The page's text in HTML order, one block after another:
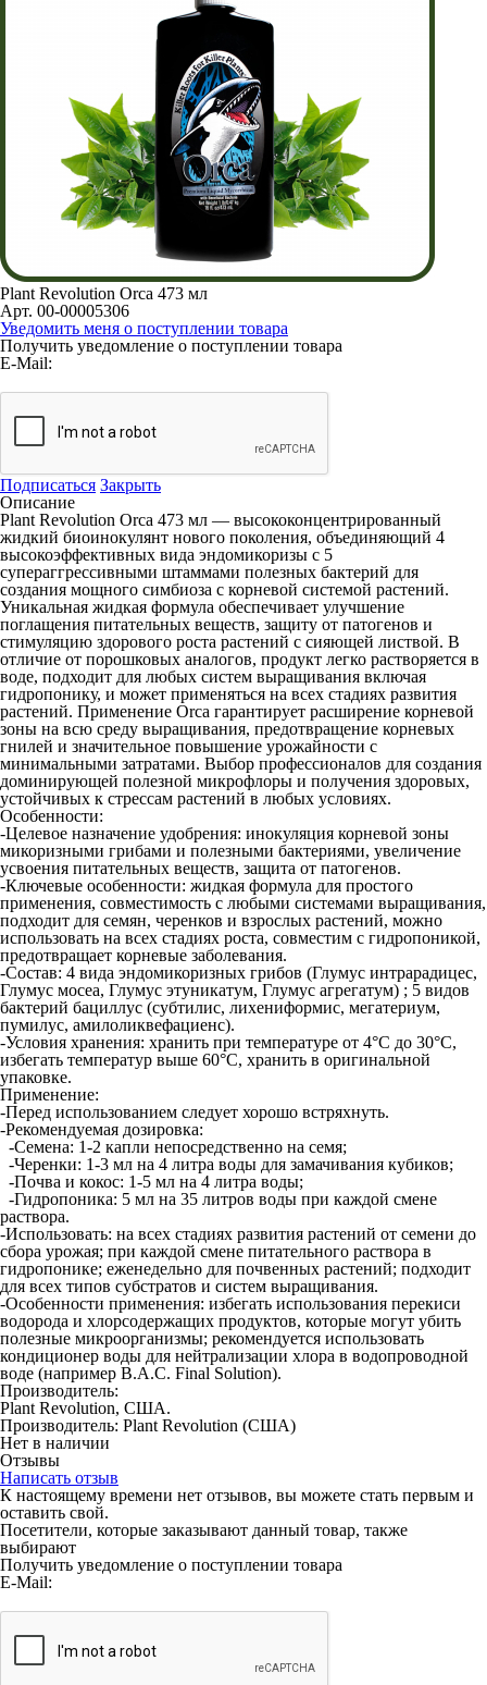
Plant Revolution Orca 473 мл
Арт. 00-00005306
Уведомить меня о поступлении товара
Получить уведомление о поступлении товара
E-Mail:
Подписаться Закрыть
Описание
Plant Revolution Orca 473 мл — высококонцентрированный
жидкий биоинокулянт нового поколения, объединяющий 4
высокоэффективных вида эндомикоризы с 5
супераггрессивными штаммами полезных бактерий для
создания мощного симбиоза с корневой системой растений.
Уникальная жидкая формула обеспечивает улучшение
поглащения питательных веществ, защиту от патогенов и
стимуляцию здорового роста растений с сияющей листвой. В
отличие от порошковых аналогов, продукт легко растворяется в
воде, подходит для любых систем выращивания включая
гидропонику, и может применяться на всех стадиях развития
растений. Применение Orca гарантирует расширение корневой
зоны на всю среду выращивания, предотвращение корневых
гнилей и значительное повышение урожайности с
минимальными затратами. Выбор профессионалов для создания
доминирующей полезной микрофлоры и получения здоровых,
устойчивых к стрессам растений в любых условиях.
Особенности:
-Целевое назначение удобрения: инокуляция корневой зоны
микоризными грибами и полезными бактериями, увеличение
усвоения питательных веществ, защита от патогенов.
-Ключевые особенности: жидкая формула для простого
применения, совместимость с любыми системами выращивания,
подходит для семян, черенков и взрослых растений, можно
использовать на всех стадиях роста, совместим с гидропоникой,
предотвращает корневые заболевания.
-Состав: 4 вида эндомикоризных грибов (Глумус интрарадицес,
Глумус мосеа, Глумус этуникатум, Глумус агрегатум) ; 5 видов
бактерий бациллус (субтилис, лихениформис, мегатериум,
пумилус, амилоликвефациенс).
-Условия хранения: хранить при температуре от 4°C до 30°C,
избегать температур выше 60°C, хранить в оригинальной
упаковке.
Применение:
-Перед использованием следует хорошо встряхнуть.
-Рекомендуемая дозировка:
-Семена: 1-2 капли непосредственно на семя;
-Черенки: 1-3 мл на 4 литра воды для замачивания кубиков;
-Почва и кокос: 1-5 мл на 4 литра воды;
-Гидропоника: 5 мл на 35 литров воды при каждой смене
раствора.
-Использовать: на всех стадиях развития растений от семени до
сбора урожая; при каждой смене питательного раствора в
гидропонике; еженедельно для почвенных растений; подходит
для всех типов субстратов и систем выращивания.
-Особенности применения: избегать использования перекиси
водорода и хлорсодержащих продуктов, которые могут убить
полезные микроорганизмы; рекомендуется использовать
кондиционер воды для нейтрализации хлора в водопроводной
воде (например B.A.C. Final Solution).
Производитель:
Plant Revolution, США.
Производитель: Plant Revolution (США)
Нет в наличии
Отзывы
Написать отзыв
К настоящему времени нет отзывов, вы можете стать первым и
оставить свой.
Посетители, которые заказывают данный товар, также
выбирают
Получить уведомление о поступлении товара
E-Mail: